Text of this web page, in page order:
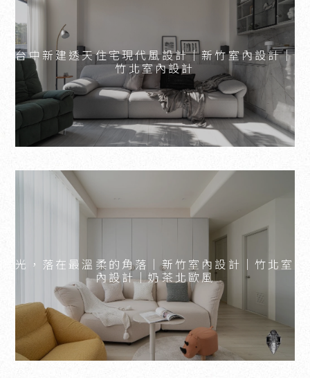
台中新建透天住宅現代風設計｜新竹室內設計｜
竹北室內設計
光，落在最溫柔的角落｜新竹室內設計｜竹北室
內設計｜奶茶北歐風